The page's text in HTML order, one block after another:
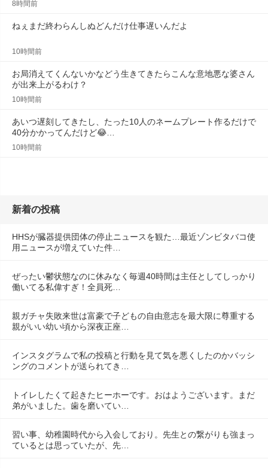
8時間前
ねぇまだ終わらんしぬどんだけ仕事遅いんだよ
10時間前
お局消えてくんないかなどう生きてきたらこんな意地悪な婆さん
が出来上がるわけ？
10時間前
あいつ遅刻してきたし、たった10人のネームプレート作るだけで
40分かかってんだけど😂…
10時間前
新着の投稿
HHSが臓器提供団体の停止ニュースを観た…最近ゾンビタバコ使
用ニュースが増えていた件…
ぜったい鬱状態なのに休みなく毎週40時間は主任としてしっかり
働いてる私偉すぎ！全員死…
親ガチャ失敗来世は富豪で子どもの自由意志を最大限に尊重する
親がいい幼い頃から深夜正座…
インスタグラムで私の投稿と行動を見て気を悪くしたのかバッシ
ングのコメントが送られてき…
トイレしたくて起きたヒーホーです。おはようございます。まだ
弟がいました。歯を磨いてい…
習い事、幼稚園時代から入会しており。先生との繋がりも強まっ
ているとは思っていたが、先…